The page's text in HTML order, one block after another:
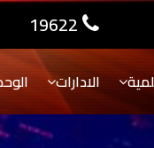
19622
الادارات